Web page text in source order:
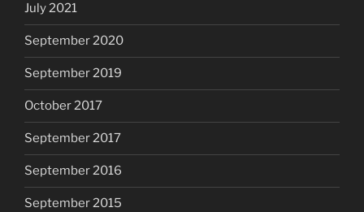
July 2021
September 2020
September 2019
October 2017
September 2017
September 2016
September 2015